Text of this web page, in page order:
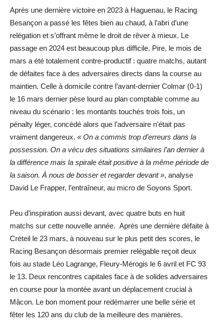
Après une dernière victoire en 2023 à Haguenau, le Racing
Besançon a passé les fêtes bien au chaud, à l’abri d’une
relégation et s’offrant même le droit de rêver à mieux. Le
passage en 2024 est beaucoup plus difficile. Pire, le mois de
mars a été totalement contre-productif : quatre matchs, autant
de défaites face à des adversaires directs dans la course au
maintien. Celle à domicile contre l’avant-dernier Colmar (0-1)
le 16 mars dernier pèse lourd au plan comptable comme au
niveau du scénario : les montants touchés trois fois, un
pénalty léger, concédé alors que l’adversaire n’était pas
vraiment dangereux. « On a commis trop d’erreurs dans la
possession. On a vécu des situations similaires l’an dernier à
la différence mais la spirale était positive à la même période de
la saison. À nous de bosser et regarder devant », analyse
David Le Frapper, l’entraîneur, au micro de Soyons Sport.
Peu d’inspiration aussi devant, avec quatre buts en huit
matchs sur cette nouvelle année. Après une dernière défaite à
Créteil le 23 mars, à nouveau sur le plus petit des scores, le
Racing Besançon désormais premier relégable reçoit deux
fois au stade Léo Lagrange, Fleury-Mérogis le 6 avril et FC 93
le 13. Deux rencontres capitales face à de solides adversaires
en course pour la montée avant un déplacement crucial à
Mâcon. Le bon moment pour redémarrer une belle série et
fêter les 120 ans du club de la meilleure des manières.